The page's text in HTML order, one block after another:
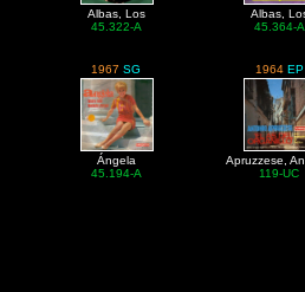
Albas, Los
45.322-A
Albas,
45.364-A
1967SG
Ángela
45.194-A
1964 EP
Apruzzese,
119-UC